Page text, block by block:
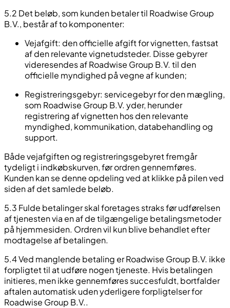
5.2 Det beløb, som kunden betaler til Roadwise Group
B.V., består af to komponenter:
Vejafgift: den officielle afgift for vignetten, fastsat
af den relevante vignetudsteder. Disse gebyrer
videresendes af Roadwise Group B.V. til den
officielle myndighed på vegne af kunden;
Registreringsgebyr: servicegebyr for den mægling,
som Roadwise Group B.V. yder, herunder
registrering af vignetten hos den relevante
myndighed, kommunikation, databehandling og
support.
Både vejafgiften og registreringsgebyret fremgår
tydeligt i indkøbskurven, før ordren gennemføres.
Kunden kan se denne opdeling ved at klikke på pilen ved
siden af det samlede beløb.
5.3 Fulde betalinger skal foretages straks før udførelsen
af tjenesten via en af de tilgængelige betalingsmetoder
på hjemmesiden. Ordren vil kun blive behandlet efter
modtagelse af betalingen.
5.4 Ved manglende betaling er Roadwise Group B.V. ikke
forpligtet til at udføre nogen tjeneste. Hvis betalingen
initieres, men ikke gennemføres succesfuldt, bortfalder
aftalen automatisk uden yderligere forpligtelser for
Roadwise Group B.V..